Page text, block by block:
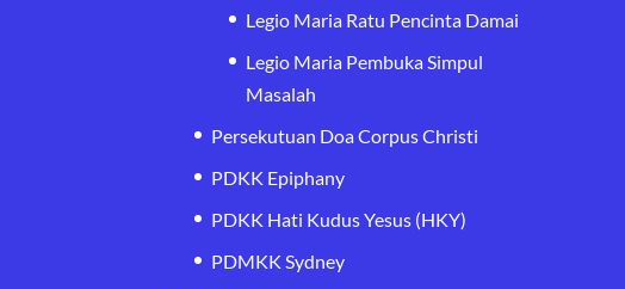
Legio Maria Ratu Pencinta Damai
Legio Maria Pembuka Simpul
Masalah
Persekutuan Doa Corpus Christi
PDKK Epiphany
PDKK Hati Kudus Yesus (HKY)
PDMKK Sydney